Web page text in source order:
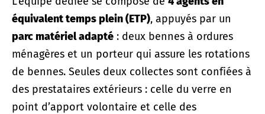
équivalent temps plein (ETP), appuyés par un
parc matériel adapté : deux bennes à ordures
ménagères et un porteur qui assure les rotations
de bennes. Seules deux collectes sont confiées à
des prestataires extérieurs : celle du verre en
point d’apport volontaire et celle des